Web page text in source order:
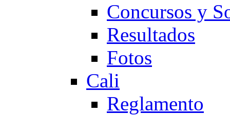
Concursos y
Resultados
Fotos
Cali
Reglamento